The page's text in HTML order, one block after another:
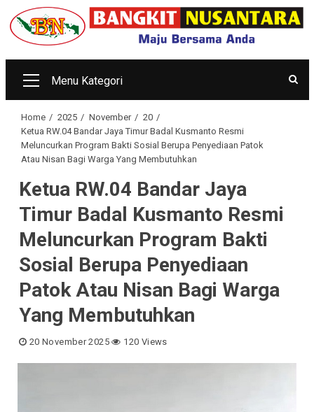
Skip
to
content
Primary
Menu
Menu Kategori
Home 2025 November
20
Ketua RW.04 Bandar Jaya Timur Badal Kusmanto Resmi
Meluncurkan Program Bakti Sosial Berupa Penyediaan Patok
Atau Nisan Bagi Warga Yang Membutuhkan
Ketua RW.04 Bandar Jaya
Timur Badal Kusmanto Resmi
Meluncurkan Program Bakti
Sosial Berupa Penyediaan
Patok Atau Nisan Bagi Warga
Yang Membutuhkan
20 November 2025 120 Views